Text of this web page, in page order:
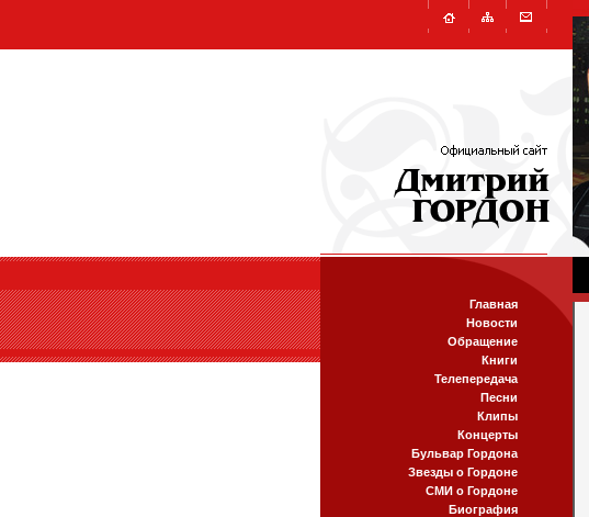
Главная
Новости
Обращение
Книги
Телепередача
Песни
Клипы
Концерты
Бульвар Гордона
Звезды о Гордоне
СМИ о Гордоне
Биография